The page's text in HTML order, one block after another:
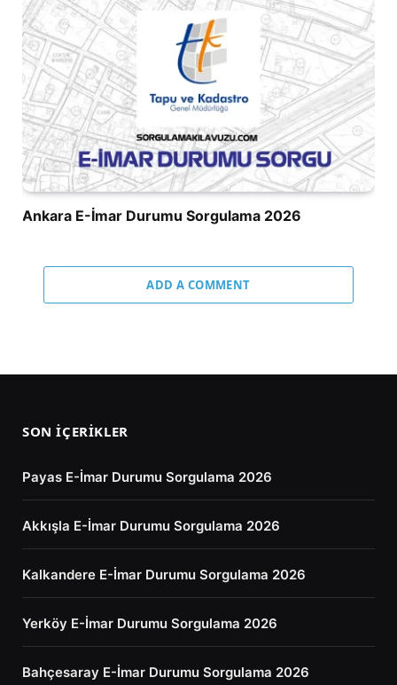
Ankara E-İmar Durumu Sorgulama 2026
ADD A COMMENT
SON İÇERIKLER
Payas E-İmar Durumu Sorgulama 2026
Akkışla E-İmar Durumu Sorgulama 2026
Kalkandere E-İmar Durumu Sorgulama 2026
Yerköy E-İmar Durumu Sorgulama 2026
Bahçesaray E-İmar Durumu Sorgulama 2026